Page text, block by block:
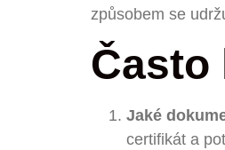
způsobem se
Často
Jaké
certifikát a